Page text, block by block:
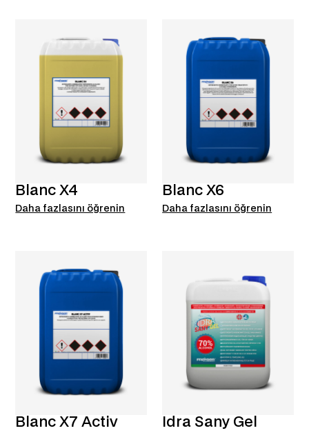
Blanc X4
Daha fazlasını öğrenin
Blanc X6
Daha fazlasını öğrenin
Blanc X7 Activ Idra Sany Gel